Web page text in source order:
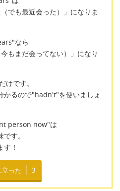
でも最近会った）」になりま
なら
もまだ会ってない）」になり
です。
かるので"hadn't"を使いましょ
person now"は
す。
！
立った 3